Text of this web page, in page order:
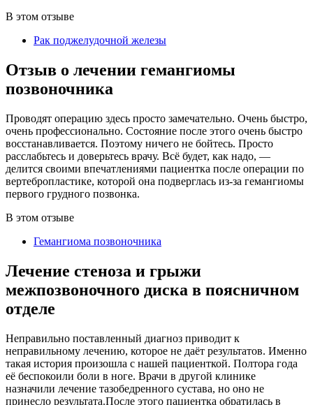
В этом отзыве
Рак поджелудочной железы
Отзыв о лечении гемангиомы
позвоночника
Проводят операцию здесь просто замечательно. Очень быстро,
очень профессионально. Состояние после этого очень быстро
восстанавливается. Поэтому ничего не бойтесь. Просто
расслабьтесь и доверьтесь врачу. Всё будет, как надо, —
делится своими впечатлениями пациентка после операции по
вертебропластике, которой она подверглась из-за гемангиомы
первого грудного позвонка.
В этом отзыве
Гемангиома позвоночника
Лечение стеноза и грыжи
межпозвоночного диска в поясничном
отделе
Неправильно поставленный диагноз приводит к
неправильному лечению, которое не даёт результатов. Именно
такая история произошла с нашей пациенткой. Полтора года
её беспокоили боли в ноге. Врачи в другой клинике
назначили лечение тазобедренного сустава, но оно не
принесло результата.После этого пациентка обратилась в